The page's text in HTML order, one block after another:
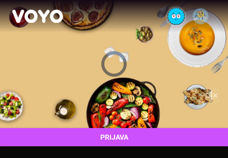
Video
Player
is
loading.
PRIJAVA